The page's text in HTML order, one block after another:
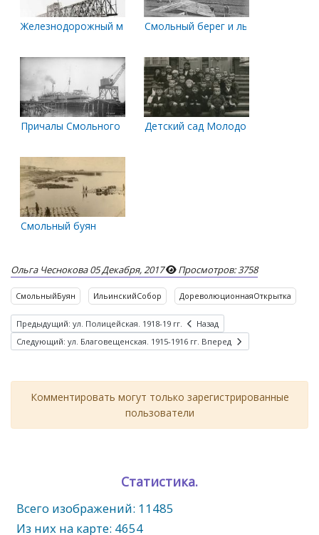
Железнодорожный мост, строительствоСмольный берег и льняной буян.
Причалы Смольного Буяна. 1919 годДетский сад Молодой Водник 1940
Смольный буян
Ольга Чеснокова 05 Декабря, 2017 Просмотров: 3758
СмольныйБуян ИльинскийСобор ДореволюционнаяОткрытка
Предыдущий: ул. Полицейская. 1918-19 гг.
Назад
Следующий: ул. Благовещенская. 1915-1916 гг. Вперед
Комментировать могут только зарегистрированные
пользователи
Статистика.
Всего изображений: 11485
Из них на карте: 4654